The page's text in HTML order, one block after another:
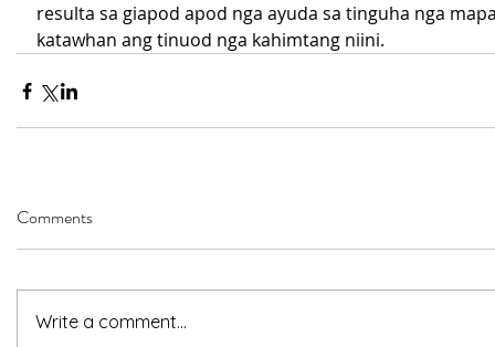
resulta sa giapod apod nga ayuda sa tinguha nga
katawhan ang tinuod nga kahimtang niini.
Comments
Write a comment...